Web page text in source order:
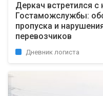
Деркач встретился
Гостаможслужбы:
пропуска и
перевозчиков
Дневник логиста